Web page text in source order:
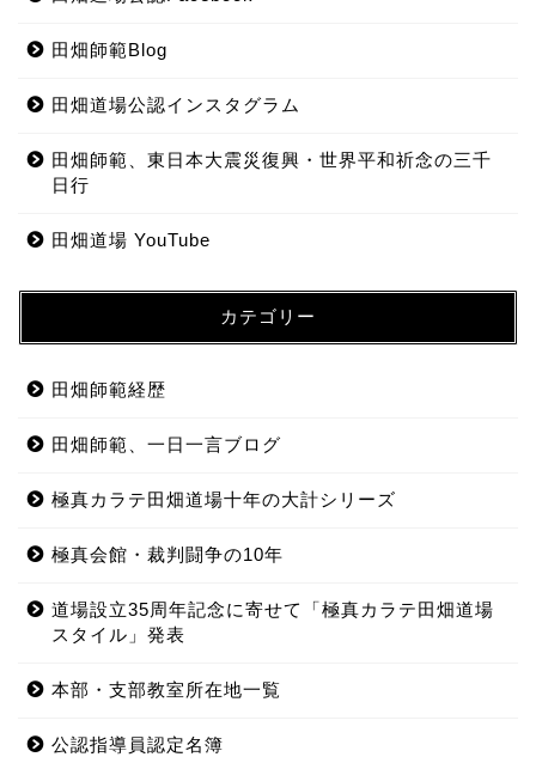
田畑師範Blog
田畑道場公認インスタグラム
田畑師範、東日本大震災復興・世界平和祈念の三千
日行
田畑道場 YouTube
カテゴリー
田畑師範経歴
田畑師範、一日一言ブログ
極真カラテ田畑道場十年の大計シリーズ
極真会館・裁判闘争の10年
道場設立35周年記念に寄せて「極真カラテ田畑道場
スタイル」発表
本部・支部教室所在地一覧
公認指導員認定名簿